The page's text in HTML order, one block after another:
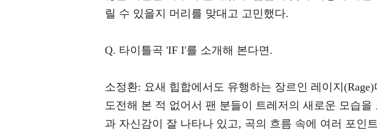
릴 수 있을지 머리를 맞대고 고민했다.
Q. 타이틀곡 'IF I'를 소개해 본다면.
소정환: 요새 힙합에서도 유행하는 장르인 레이지
도전해 본 적 없어서 팬 분들이 트레저의 새로운 모습
과 자신감이 잘 나타나 있고, 곡의 흐름 속에 여러 포인